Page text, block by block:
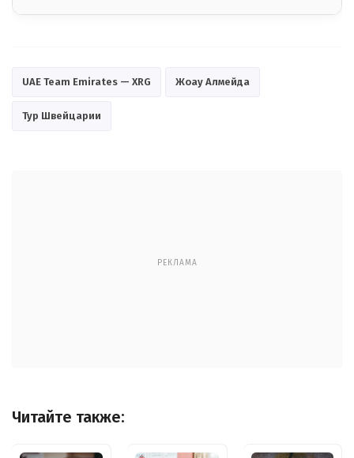
UAE Team Emirates — XRG Жоау Алмейда
Тур Швейцарии
РЕКЛАМА
Читайте также: